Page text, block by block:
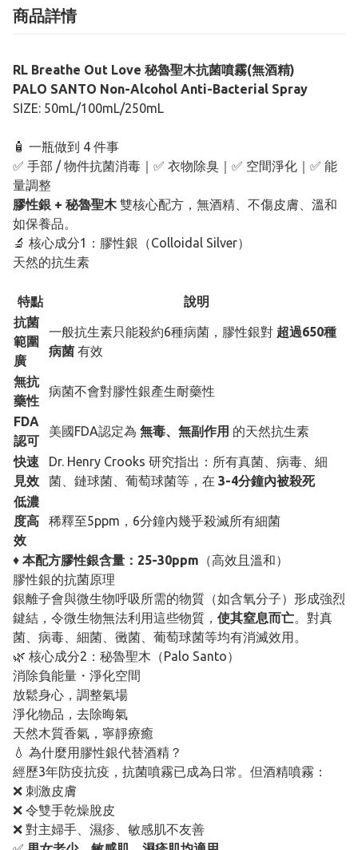
商品詳情
RL Breathe Out Love 秘魯聖木抗菌噴霧(無酒精)
PALO SANTO Non-Alcohol Anti-Bacterial Spray
SIZE: 50mL/100mL/250mL
🧴 一瓶做到 4 件事
✅ 手部 / 物件抗菌消毒｜✅ 衣物除臭｜✅ 空間淨化｜✅ 能
量調整
膠性銀 + 秘魯聖木雙核心配方，無酒精、不傷皮膚、溫和
如保養品。
🔬 核心成分1：膠性銀（Colloidal Silver）
天然的抗生素
特點
說明
抗菌
範圍
廣
一般抗生素只能殺約6種病菌，膠性銀對 超過650種
病菌 有效
無抗
藥性
病菌不會對膠性銀產生耐藥性
FDA
認可
美國FDA認定為 無毒、無副作用 的天然抗生素
快速
見效
Dr. Henry Crooks 研究指出：所有真菌、病毒、細
菌、鏈球菌、葡萄球菌等，在 3-4分鐘內被殺死
低濃
度高
效
稀釋至5ppm，6分鐘內幾乎殺滅所有細菌
♦ 本配方膠性銀含量：25-30ppm （高效且溫和）
膠性銀的抗菌原理
銀離子會與微生物呼吸所需的物質（如含氧分子）形成強烈
鍵結，令微生物無法利用這些物質， 使其窒息而亡。對真
菌、病毒、細菌、黴菌、葡萄球菌等均有消滅效用。
🌿 核心成分2：秘魯聖木（Palo Santo）
消除負能量・淨化空間
放鬆身心，調整氣場
淨化物品，去除晦氣
天然木質香氣，寧靜療癒
💧 為什麼用膠性銀代替酒精？
經歷3年防疫抗疫，抗菌噴霧已成為日常。但酒精噴霧：
❌ 刺激皮膚
❌ 令雙手乾燥脫皮
❌ 對主婦手、濕疹、敏感肌不友善